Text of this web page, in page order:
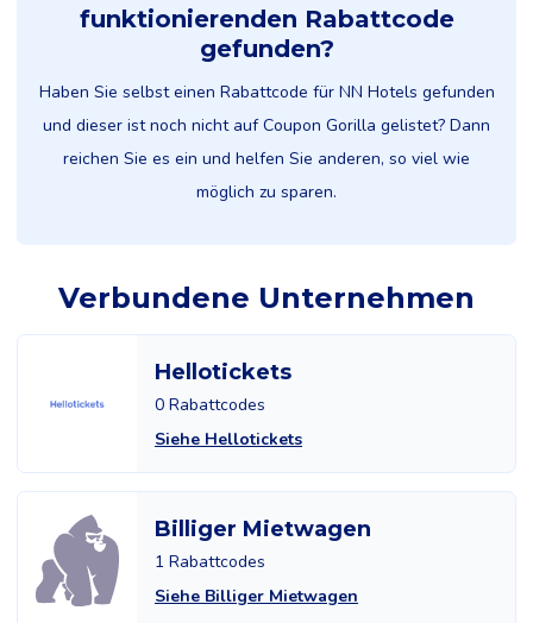
funktionierenden Rabattcode
gefunden?
Haben Sie selbst einen Rabattcode für NN Hotels gefunden
und dieser ist noch nicht auf Coupon Gorilla gelistet? Dann
reichen Sie es ein und helfen Sie anderen, so viel wie
möglich zu sparen.
Verbundene Unternehmen
Hellotickets
0 Rabattcodes
Siehe Hellotickets
Billiger Mietwagen
1 Rabattcodes
Siehe Billiger Mietwagen